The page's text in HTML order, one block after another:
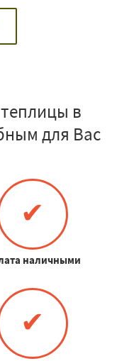
в
для Вас
✔
наличными
✔